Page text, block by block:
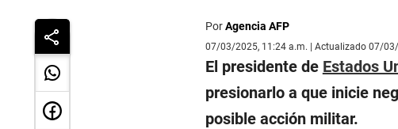
PorAgencia AFP
07/03/2025, 11:24 a.m. | Actualizado 07/
El presidente de Estados
presionarlo a que inicie
posible acción militar.